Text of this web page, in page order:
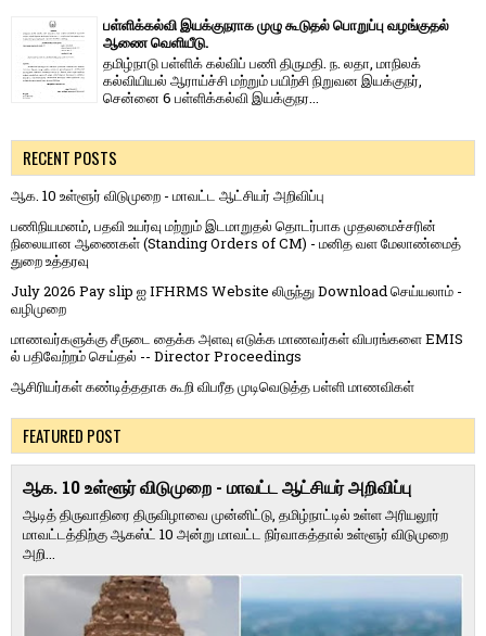
பள்ளிக்கல்வி இயக்குநராக முழு கூடுதல் பொறுப்பு வழங்குதல்
ஆணை வெளியீடு.
தமிழ்நாடு பள்ளிக் கல்விப் பணி திருமதி. ந. லதா, மாநிலக்
கல்வியியல் ஆராய்ச்சி மற்றும் பயிற்சி நிறுவன இயக்குநர்,
சென்னை 6 பள்ளிக்கல்வி இயக்குநர...
RECENT POSTS
ஆக. 10 உள்ளூர் விடுமுறை - மாவட்ட ஆட்சியர் அறிவிப்பு
பணிநியமனம், பதவி உயர்வு மற்றும் இடமாறுதல் தொடர்பாக முதலமைச்சரின்
நிலையான ஆணைகள் (Standing Orders of CM) - மனித வள மேலாண்மைத்
துறை உத்தரவு
July 2026 Pay slip ஐ IFHRMS Website லிருந்து Download செய்யலாம் -
வழிமுறை
மாணவர்களுக்கு சீருடை தைக்க அளவு எடுக்க மாணவர்கள் விபரங்களை EMIS
ல் பதிவேற்றம் செய்தல் -- Director Proceedings
ஆசிரியர்கள் கண்டித்ததாக கூறி விபரீத முடிவெடுத்த பள்ளி மாணவிகள்
FEATURED POST
ஆக. 10 உள்ளூர் விடுமுறை - மாவட்ட ஆட்சியர் அறிவிப்பு
ஆடித் திருவாதிரை திருவிழாவை முன்னிட்டு, தமிழ்நாட்டில் உள்ள அரியலூர்
மாவட்டத்திற்கு ஆகஸ்ட் 10 அன்று மாவட்ட நிர்வாகத்தால் உள்ளூர் விடுமுறை
அறி...